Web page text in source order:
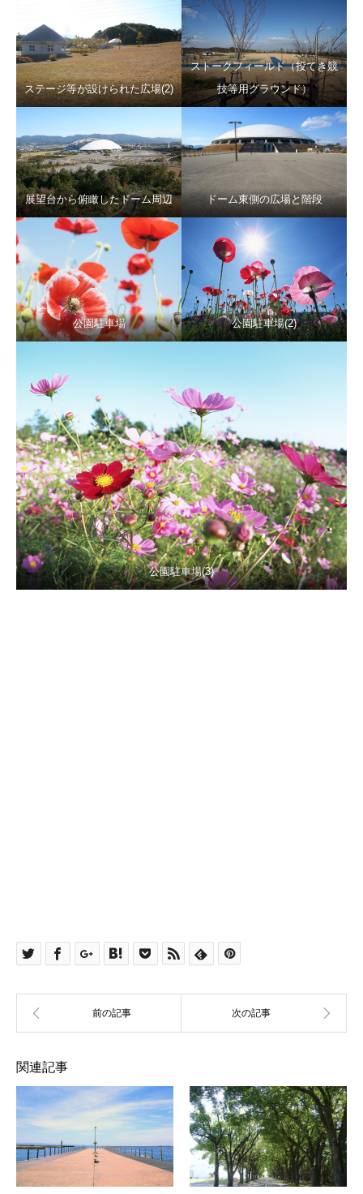
ステージ等が設けられた広場(2)
ストークフィールド（投てき競
技等用グラウンド）
展望台から俯瞰したドーム周辺 ドーム東側の広場と階段
公園駐車場 公園駐車場(2)
公園駐車場(3)
関連記事